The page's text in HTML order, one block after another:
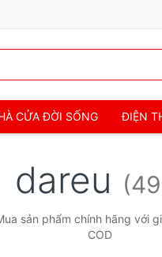
CỬA ĐỜI SỐNG ĐIỆN
dareu
sản phẩm chính hãng với
COD